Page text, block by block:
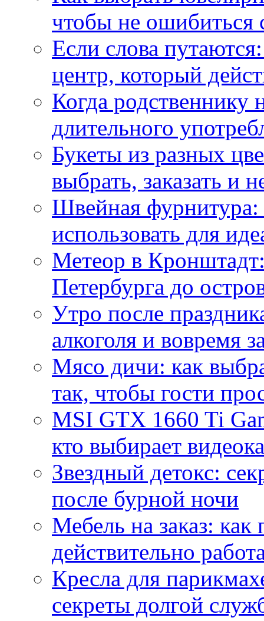
чтобы не ошибиться
Если слова
центр, который
Когда
длительного
Букеты из разных
выбрать, заказать и
Швейная фурнитура:
использовать для
Метеор в
Петербурга до
Утро после
алкоголя и вовремя
Мясо дичи: как
так, чтобы гости
MSI GTX 1660 Ti
кто выбирает
Звездный детокс:
после бурной ночи
Мебель на заказ:
действительно
Кресла для
секреты долгой